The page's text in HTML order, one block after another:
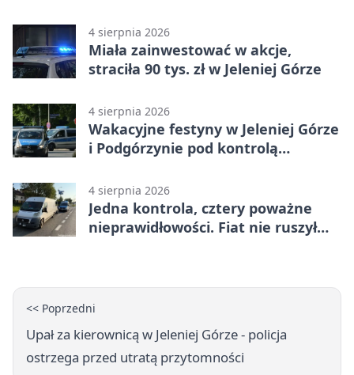
4 sierpnia 2026
Miała zainwestować w akcje,
straciła 90 tys. zł w Jeleniej Górze
4 sierpnia 2026
Wakacyjne festyny w Jeleniej Górze
i Podgórzynie pod kontrolą
4 sierpnia 2026
Jedna kontrola, cztery poważne
nieprawidłowości. Fiat nie ruszył
<< Poprzedni
Upał za kierownicą w Jeleniej Górze - policja
ostrzega przed utratą przytomności